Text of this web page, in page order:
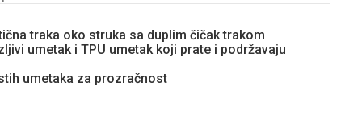
traka oko struka sa duplim čičak trakom
umetak i TPU umetak koji prate i podržavaju
umetaka za prozračnost